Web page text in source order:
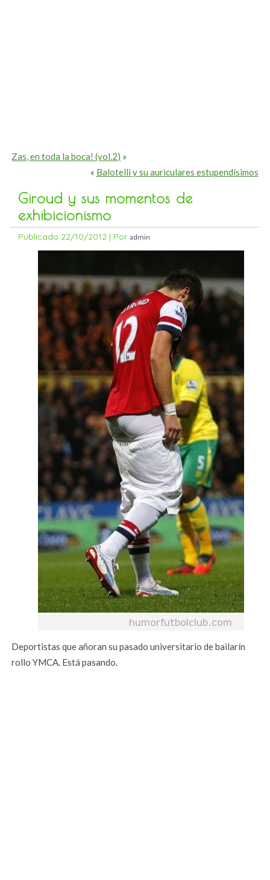
Zas, en toda la boca! (vol.2) »
« Balotelli y su auriculares estupendísimos
Giroud y sus momentos de
exhibicionismo
Publicado 22/10/2012 | Por admin
Deportistas que añoran su pasado universitario de bailarín
rollo YMCA. Está pasando.